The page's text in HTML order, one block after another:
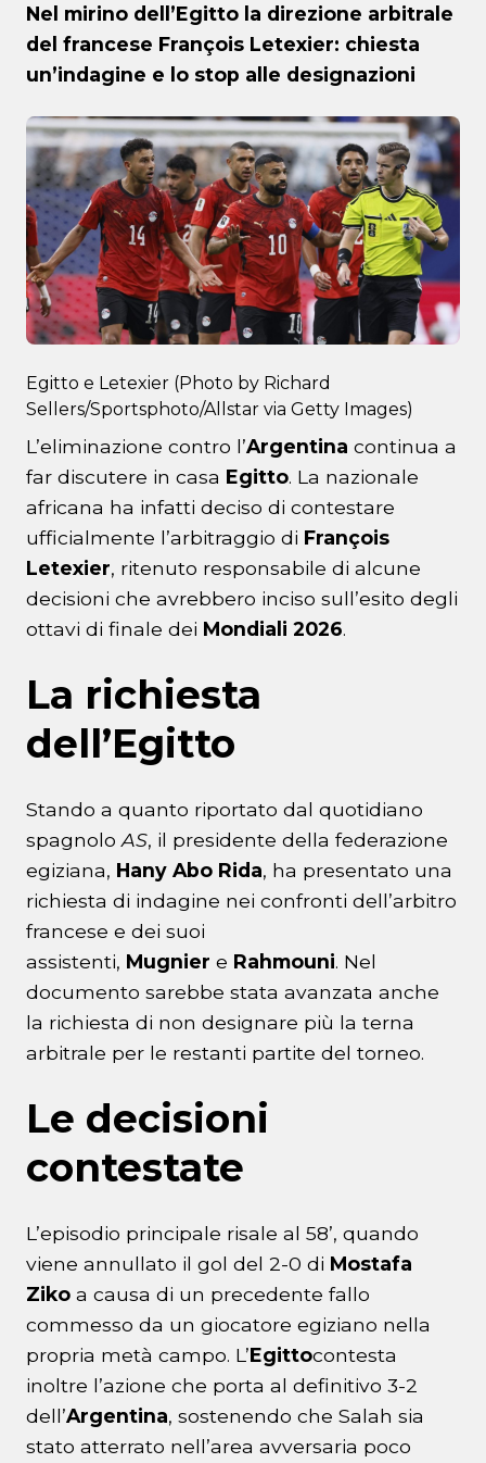
Nel mirino dell’Egitto la direzione arbitrale
del francese François Letexier: chiesta
un’indagine e lo stop alle designazioni
Egitto e Letexier (Photo by Richard
Sellers/Sportsphoto/Allstar via Getty Images)
L’eliminazione contro l’Argentina continua a
far discutere in casa Egitto. La nazionale
africana ha infatti deciso di contestare
ufficialmente l’arbitraggio di François
Letexier, ritenuto responsabile di alcune
decisioni che avrebbero inciso sull’esito degli
ottavi di finale dei Mondiali 2026.
La richiesta
dell’Egitto
Stando a quanto riportato dal quotidiano
spagnolo AS, il presidente della federazione
egiziana, Hany Abo Rida, ha presentato una
richiesta di indagine nei confronti dell’arbitro
francese e dei suoi
assistenti, Mugnier e Rahmouni. Nel
documento sarebbe stata avanzata anche
la richiesta di non designare più la terna
arbitrale per le restanti partite del torneo.
Le decisioni
contestate
L’episodio principale risale al 58’, quando
viene annullato il gol del 2-0 di Mostafa
Ziko a causa di un precedente fallo
commesso da un giocatore egiziano nella
propria metà campo. L’Egittocontesta
inoltre l’azione che porta al definitivo 3-2
dell’Argentina, sostenendo che Salah sia
stato atterrato nell’area avversaria poco